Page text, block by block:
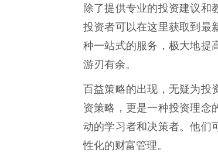
除了提供专业的投资建议和
投资者可以在这里获取到最
种一站式的服务，极大地提
游刃有余。
百益策略的出现，无疑为投
资策略，更是一种投资理念
动的学习者和决策者。他们
性化的财富管理。